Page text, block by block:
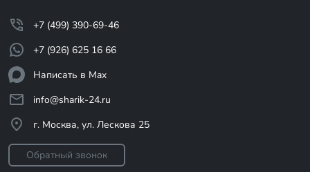
+7 (499) 390-69-46
+7 (926) 625 16 66
Написать в Max
info@sharik-24.ru
г. Москва, ул. Лескова 25
Обратный звонок